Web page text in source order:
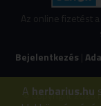
Az online fizetést
Bejelentkezés |
© Copyright 2026
A herbarius.hu